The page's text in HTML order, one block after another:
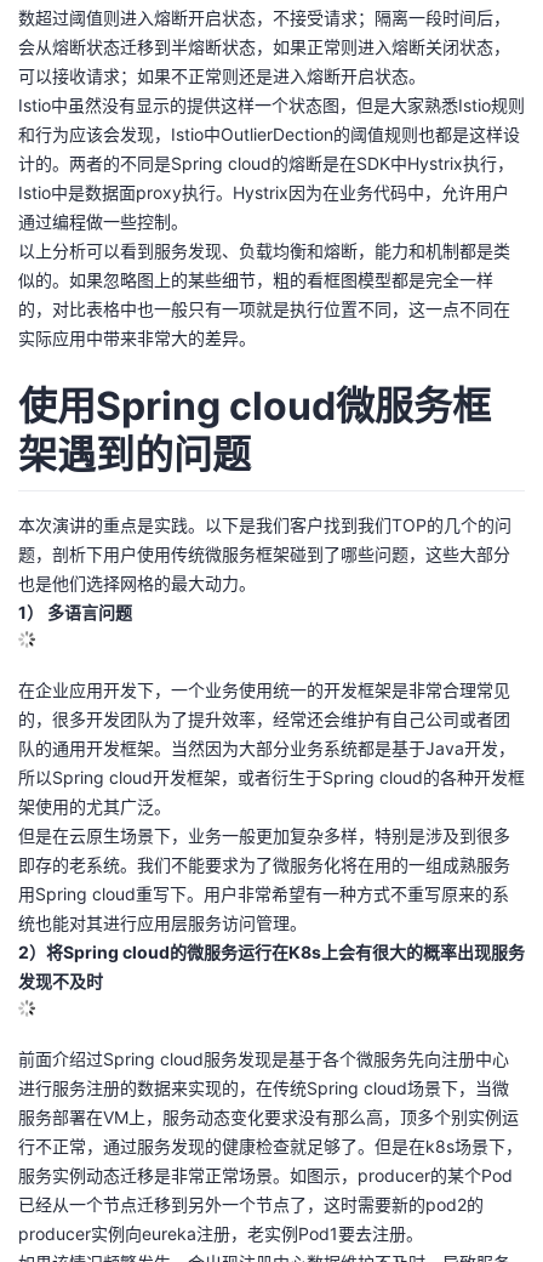
数超过阈值则进入熔断开启状态，不接受请求；隔离一段时间后，
会从熔断状态迁移到半熔断状态，如果正常则进入熔断关闭状态，
可以接收请求；如果不正常则还是进入熔断开启状态。
Istio中虽然没有显示的提供这样一个状态图，但是大家熟悉Istio规则
和行为应该会发现，Istio中OutlierDection的阈值规则也都是这样设
计的。两者的不同是Spring cloud的熔断是在SDK中Hystrix执行，
Istio中是数据面proxy执行。Hystrix因为在业务代码中，允许用户
通过编程做一些控制。
以上分析可以看到服务发现、负载均衡和熔断，能力和机制都是类
似的。如果忽略图上的某些细节，粗的看框图模型都是完全一样
的，对比表格中也一般只有一项就是执行位置不同，这一点不同在
实际应用中带来非常大的差异。
使用Spring cloud微服务框
架遇到的问题
本次演讲的重点是实践。以下是我们客户找到我们TOP的几个的问
题，剖析下用户使用传统微服务框架碰到了哪些问题，这些大部分
也是他们选择网格的最大动力。
1） 多语言问题
在企业应用开发下，一个业务使用统一的开发框架是非常合理常见
的，很多开发团队为了提升效率，经常还会维护有自己公司或者团
队的通用开发框架。当然因为大部分业务系统都是基于Java开发，
所以Spring cloud开发框架，或者衍生于Spring cloud的各种开发框
架使用的尤其广泛。
但是在云原生场景下，业务一般更加复杂多样，特别是涉及到很多
即存的老系统。我们不能要求为了微服务化将在用的一组成熟服务
用Spring cloud重写下。用户非常希望有一种方式不重写原来的系
统也能对其进行应用层服务访问管理。
2）将Spring cloud的微服务运行在K8s上会有很大的概率出现服务
发现不及时
前面介绍过Spring cloud服务发现是基于各个微服务先向注册中心
进行服务注册的数据来实现的，在传统Spring cloud场景下，当微
服务部署在VM上，服务动态变化要求没有那么高，顶多个别实例运
行不正常，通过服务发现的健康检查就足够了。但是在k8s场景下，
服务实例动态迁移是非常正常场景。如图示，producer的某个Pod
已经从一个节点迁移到另外一个节点了，这时需要新的pod2的
producer实例向eureka注册，老实例Pod1要去注册。